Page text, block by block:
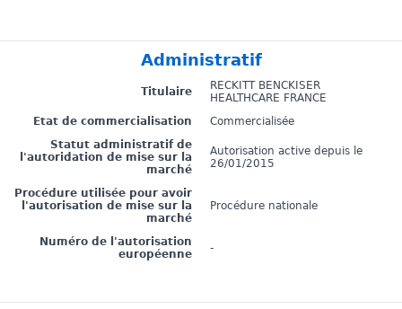
Administratif
Titulaire
RECKITT BENCKISER
HEALTHCARE FRANCE
Etat de commercialisation
Commercialisée
Statut administratif de
l'autoridation de mise sur la
marché
Autorisation active depuis le
26/01/2015
Procédure utilisée pour avoir
l'autorisation de mise sur la
marché
Procédure nationale
Numéro de l'autorisation
européenne
-